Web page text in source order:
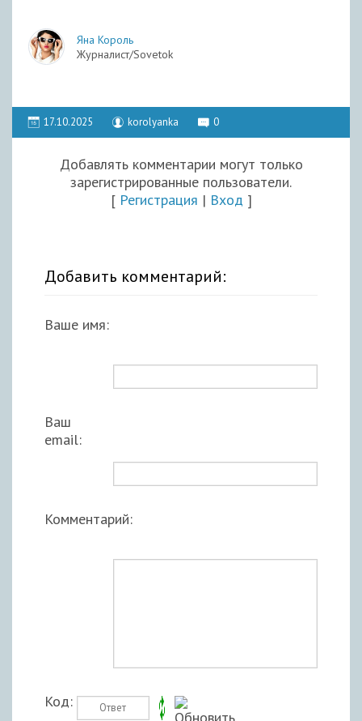
Яна Король
Журналист/Sovetok
17.10.2025 korolyanka 0
Добавлять комментарии могут только
зарегистрированные пользователи.
[ Регистрация | Вход ]
Добавить комментарий:
Ваше имя:
Ваш
email:
Комментарий:
Код: